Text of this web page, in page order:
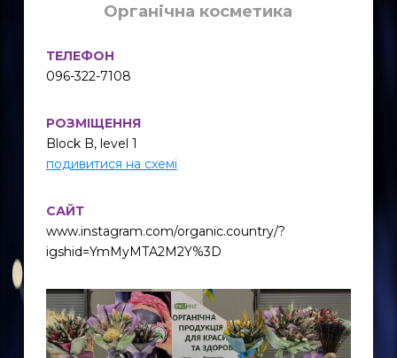
Органічна косметика
ТЕЛЕФОН
096-322-7108
РОЗМІЩЕННЯ
Block B, level 1
подивитися на схемі
САЙТ
www.instagram.com/organic.country/?
igshid=YmMyMTA2M2Y%3D